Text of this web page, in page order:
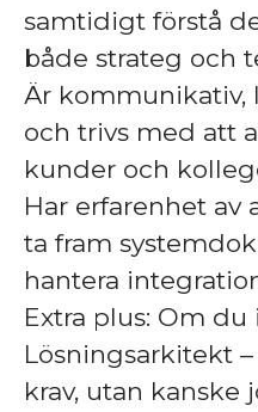
samtidigt förstå
både strateg och
Är kommunikativ,
och trivs med att
kunder och
Har erfarenhet av
ta fram
hantera
Extra plus: Om
Lösningsarkitekt
krav, utan kanske